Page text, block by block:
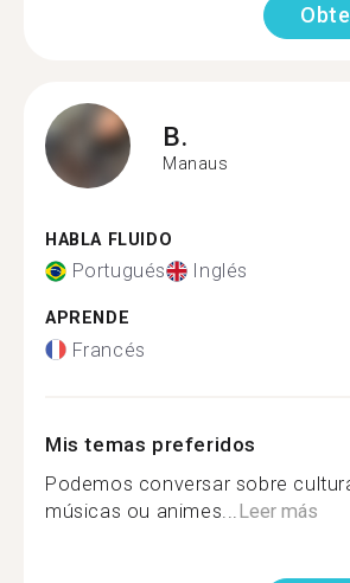
B.
Manaus
HABLA FLUIDO
Portugués Inglés
APRENDE
Francés
Mis temas preferidos
Podemos conversar sobre
músicas ou animes... Leer más